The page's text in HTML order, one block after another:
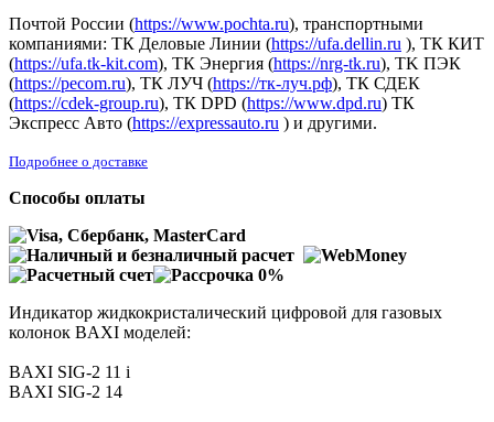
Почтой России (https://www.pochta.ru), транспортными
компаниями: ТК Деловые Линии (https://ufa.dellin.ru ), ТК КИТ
(https://ufa.tk-kit.com), ТК Энергия (https://nrg-tk.ru), ТK ПЭК
(https://pecom.ru), ТК ЛУЧ (https://тк-луч.рф), ТК СДЕК
(https://cdek-group.ru), ТК DPD (https://www.dpd.ru) ТК
Экспресс Авто (https://expressauto.ru ) и другими.
Подробнее о доставке
Способы оплаты
Индикатор жидкокристалический цифровой для газовых
колонок BAXI моделей:
BAXI SIG-2 11 i
BAXI SIG-2 14